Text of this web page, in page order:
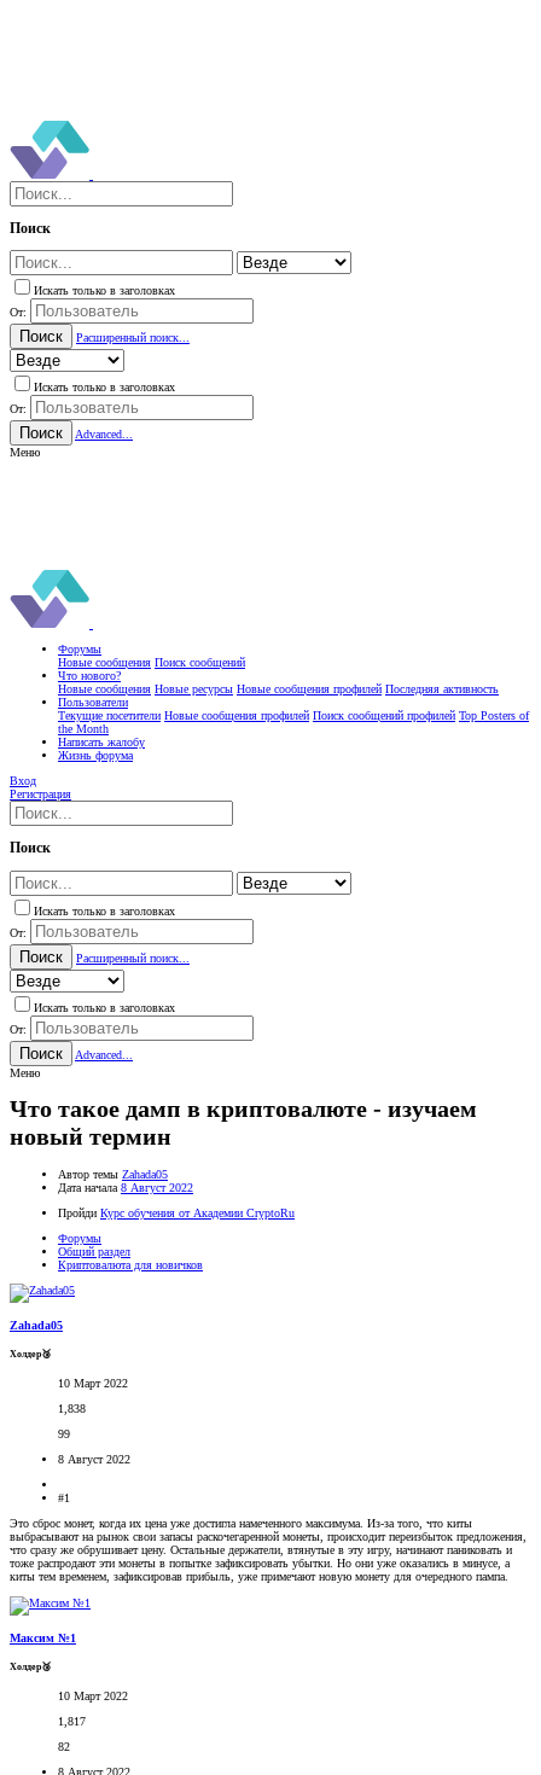
Поиск
Искать только в заголовках
От:
Поиск Расширенный поиск...
Искать только в заголовках
От:
Поиск
Advanced...
Меню
Форумы
Новые сообщения Поиск сообщений
Что нового?
Новые сообщения Новые ресурсы Новые сообщения профилей Последняя активность
Пользователи
Текущие посетители Новые сообщения профилей Поиск сообщений профилей Top Posters of
the Month
Написать жалобу
Жизнь форума
Вход
Регистрация
Поиск
Искать только в заголовках
От:
Поиск Расширенный поиск...
Искать только в заголовках
От:
Поиск
Advanced...
Меню
Что такое дамп в криптовалюте - изучаем
новый термин
Автор темы Zahada05
Дата начала 8 Август 2022
Пройди Курс обучения от Академии CryptoRu
Форумы
Общий раздел
Криптовалюта для новичков
Zahada05
Холдер🥉
10 Март 2022
1,838
99
8 Август 2022
#1
Это сброс монет, когда их цена уже достигла намеченного максимума. Из-за того, что киты
выбрасывают на рынок свои запасы раскочегаренной монеты, происходит переизбыток предложения,
что сразу же обрушивает цену. Остальные держатели, втянутые в эту игру, начинают паниковать и
тоже распродают эти монеты в попытке зафиксировать убытки. Но они уже оказались в минусе, а
киты тем временем, зафиксировав прибыль, уже примечают новую монету для очередного пампа.
Максим №1
Холдер🥉
10 Март 2022
1,817
82
8 Август 2022